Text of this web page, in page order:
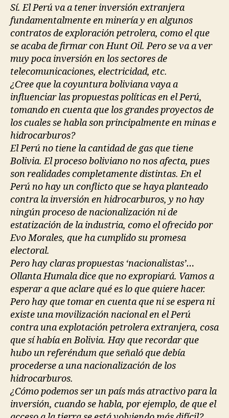
Sí. El Perú va a tener inversión extranjera
fundamentalmente en minería y en algunos
contratos de exploración petrolera, como el que
se acaba de firmar con Hunt Oil. Pero se va a ver
muy poca inversión en los sectores de
telecomunicaciones, electricidad, etc.
¿Cree que la coyuntura boliviana vaya a
influenciar las propuestas políticas en el Perú,
tomando en cuenta que los grandes proyectos de
los cuales se habla son principalmente en minas e
hidrocarburos?
El Perú no tiene la cantidad de gas que tiene
Bolivia. El proceso boliviano no nos afecta, pues
son realidades completamente distintas. En el
Perú no hay un conflicto que se haya planteado
contra la inversión en hidrocarburos, y no hay
ningún proceso de nacionalización ni de
estatización de la industria, como el ofrecido por
Evo Morales, que ha cumplido su promesa
electoral.
Pero hay claras propuestas ‘nacionalistas’…
Ollanta Humala dice que no expropiará. Vamos a
esperar a que aclare qué es lo que quiere hacer.
Pero hay que tomar en cuenta que ni se espera ni
existe una movilización nacional en el Perú
contra una explotación petrolera extranjera, cosa
que sí había en Bolivia. Hay que recordar que
hubo un referéndum que señaló que debía
procederse a una nacionalización de los
hidrocarburos.
¿Cómo podemos ser un país más atractivo para la
inversión, cuando se habla, por ejemplo, de que el